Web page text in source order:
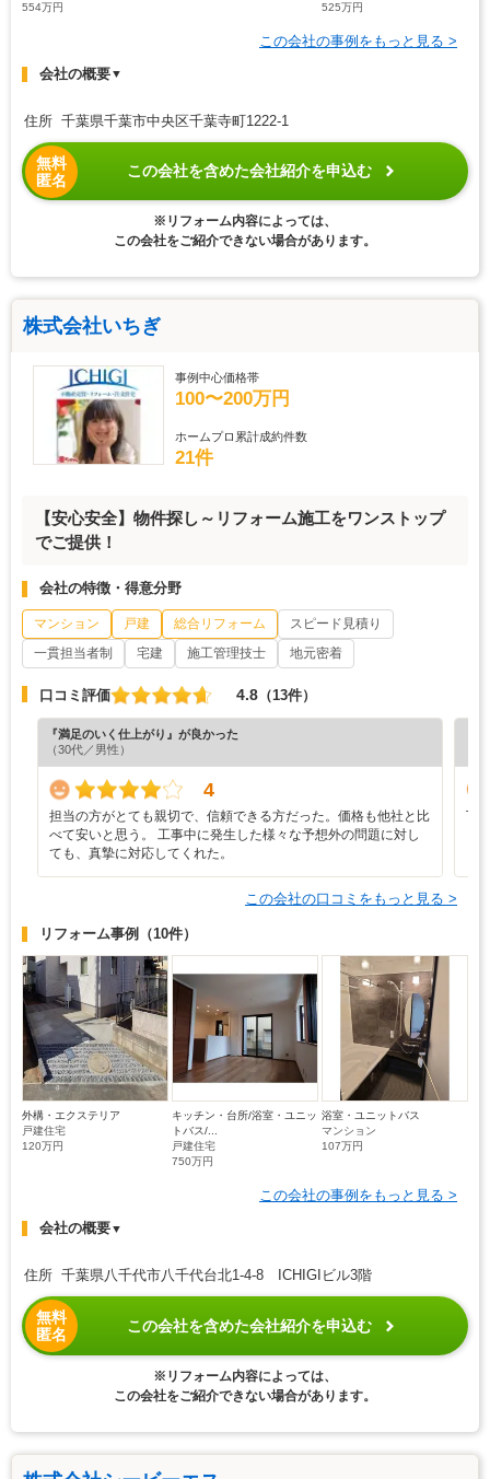
554万円
525万円
この会社の事例をもっと見る >
会社の概要▼
住所 千葉県千葉市中央区千葉寺町1222-1
無料
匿名
この会社を含めた会社紹介を申込む
※リフォーム内容によっては、
この会社をご紹介できない場合があります。
株式会社いちぎ
事例中心価格帯
100〜200万円
ホームプロ累計成約件数
21件
【安心安全】物件探し～リフォーム施工をワンストップ
でご提供！
会社の特徴・得意分野
マンション 戸建 総合リフォーム
スピード見積り
一貫担当者制
宅建 施工管理技士 地元密着
口コミ評価 4.8 （13件）
『満足のいく仕上がり』が良かった
（30代／男性）
4
担当の方がとても親切で、信頼できる方だった。価格も他社と比
べて安いと思う。 工事中に発生した様々な予想外の問題に対し
ても、真摯に対応してくれた。
丁
この会社の口コミをもっと見る >
リフォーム事例 （10件）
外構・エクステリア
戸建住宅
120万円
キッチン・台所/浴室・ユニッ
トバス/...
戸建住宅
750万円
浴室・ユニットバス
マンション
107万円
この会社の事例をもっと見る >
会社の概要▼
住所 千葉県八千代市八千代台北1-4-8 ICHIGIビル3階
無料
匿名
この会社を含めた会社紹介を申込む
※リフォーム内容によっては、
この会社をご紹介できない場合があります。